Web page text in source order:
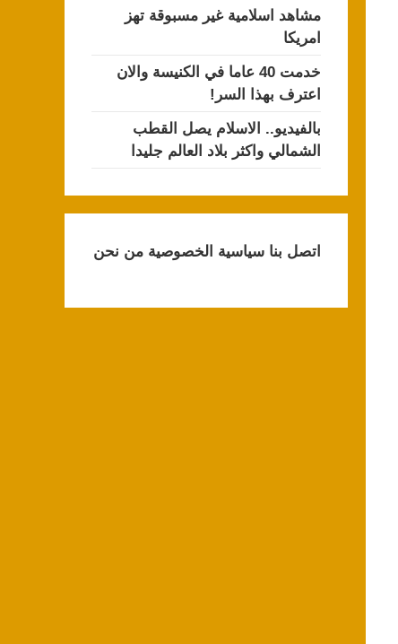
مشاهد اسلامية غير مسبوقة تهز
امريكا
خدمت 40 عاما في الكنيسة والان
اعترف بهذا السر!
بالفيديو.. الاسلام يصل القطب
الشمالي واكثر بلاد العالم جليدا
اتصل بنا سياسية الخصوصية من نحن